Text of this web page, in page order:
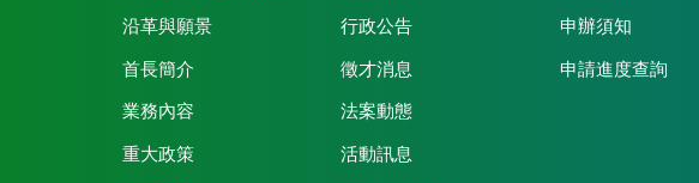
沿革與願景
首長簡介
業務內容
重大政策
行政公告
徵才消息
法案動態
活動訊息
申辦須知
申請進度查詢